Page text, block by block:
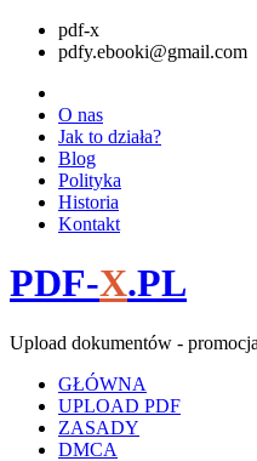
pdf-x
pdfy.ebooki@gmail.com
O nas
Jak to działa?
Blog
Polityka
Historia
Kontakt
PDF-X.PL
Upload dokumentów -
GŁÓWNA
UPLOAD PDF
ZASADY
DMCA